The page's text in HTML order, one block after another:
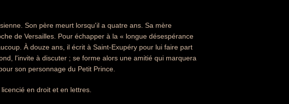
Son père meurt lorsqu'il a quatre ans. Sa mère
de Versailles. Pour échapper à la « longue désespérance
À douze ans, il écrit à Saint-Exupéry pour lui faire part
l'invite à discuter ; se forme alors une amitié qui marquera
son personnage du Petit Prince.
en droit et en lettres.